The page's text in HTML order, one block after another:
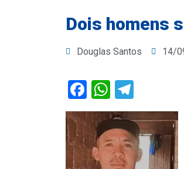
Dois homens
Douglas Santos 14/
Facebook
WhatsApp